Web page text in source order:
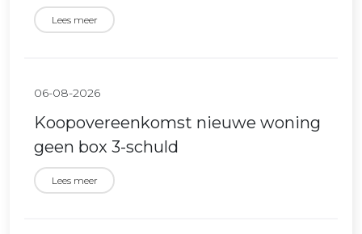
Lees meer
06-08-2026
Koopovereenkomst nieuwe woning
geen box 3-schuld
Lees meer